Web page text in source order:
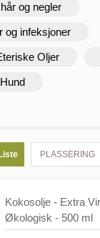
og negler
og infeksjoner
Oljer
Liste PLASSERING
Kokosolje - Extra
Økologisk - 500 ml